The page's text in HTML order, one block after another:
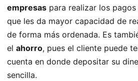
empresas para realizar los
que les da mayor capacidad de
de forma más ordenada. Es
el ahorro, pues el cliente puede
cuenta en donde depositar su
sencilla.